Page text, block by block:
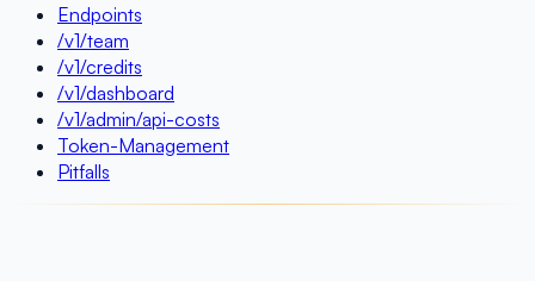
Endpoints
/v1/team
/v1/credits
/v1/dashboard
/v1/admin/api-costs
Token-Management
Pitfalls